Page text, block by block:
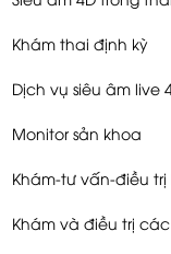
Khám thai định kỳ
Dịch vụ siêu âm live
Monitor sản khoa
Khám-tư vấn-điều
Khám và điều trị